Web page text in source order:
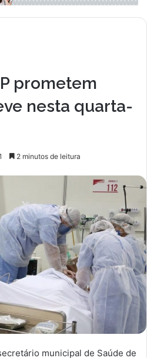
prometem
nesta quarta-
2 minutos de leitura
municipal de Saúde de